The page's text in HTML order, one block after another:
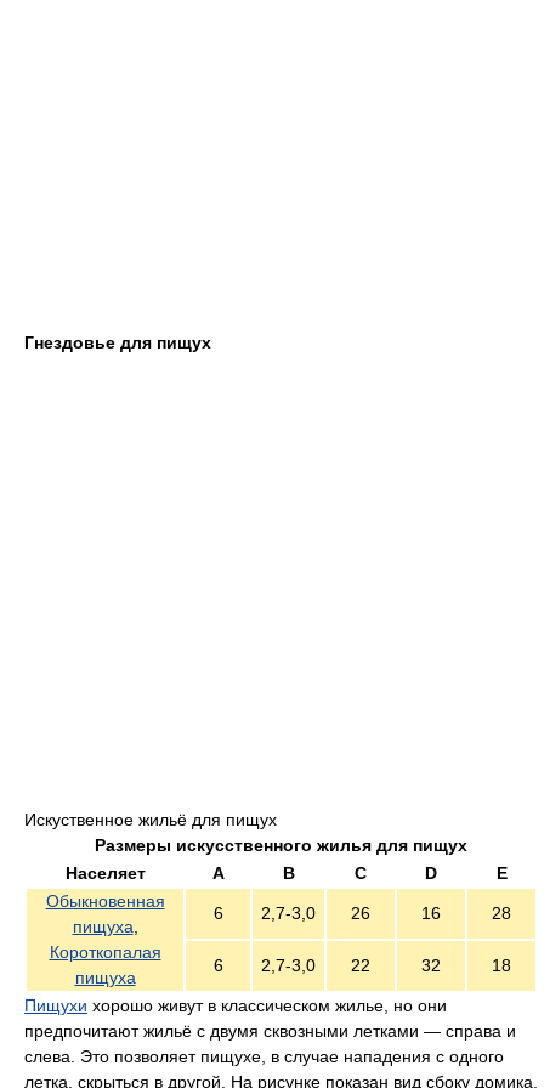
Гнездовье для пищух
Искуственное жильё для пищух
Размеры искусственного жилья для пищух
Населяет
A B C D
E
Обыкновенная
пищуха
Короткопалая
пищуха
6 2,7-3,0 26 16 28
6 2,7-3,0 22 32 18
Пищухи хорошо живут в классическом жилье, но они
предпочитают жильё с двумя сквозными летками — справа и
слева. Это позволяет пищухе, в случае нападения с одного
летка, скрыться в другой. На рисунке показан вид сбоку домика.